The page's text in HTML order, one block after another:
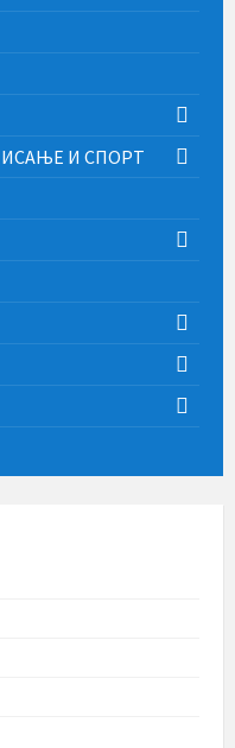
И СПОРТ